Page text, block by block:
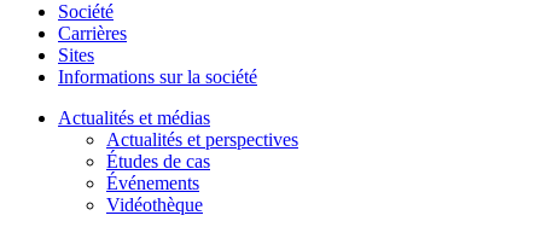
Société
Carrières
Sites
Informations sur la société
Actualités et médias
Actualités et perspectives
Études de cas
Événements
Vidéothèque